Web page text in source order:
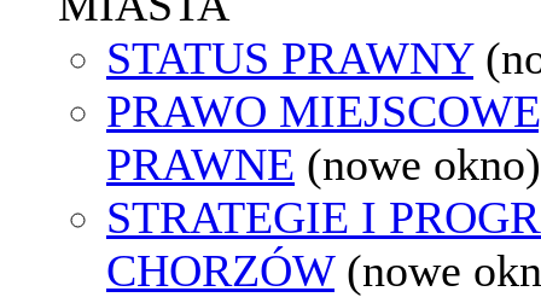
STATUS PRAWNY
PRAWO
PRAWNE (nowe okno)
STRATEGIE I
CHORZÓW (nowe